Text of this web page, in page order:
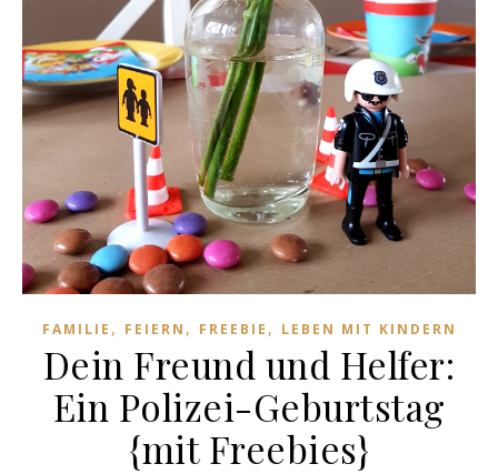
FAMILIE , FEIERN , FREEBIE , LEBEN MIT KINDERN
Dein Freund und Helfer:
Ein Polizei-Geburtstag
{mit Freebies}